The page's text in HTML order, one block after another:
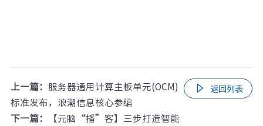
上一篇： 服务器通用计算主板单元(OCM)
标准发布，浪潮信息核心参编
下一篇：
【元脑“播”客】三步打造智能
 返回列表